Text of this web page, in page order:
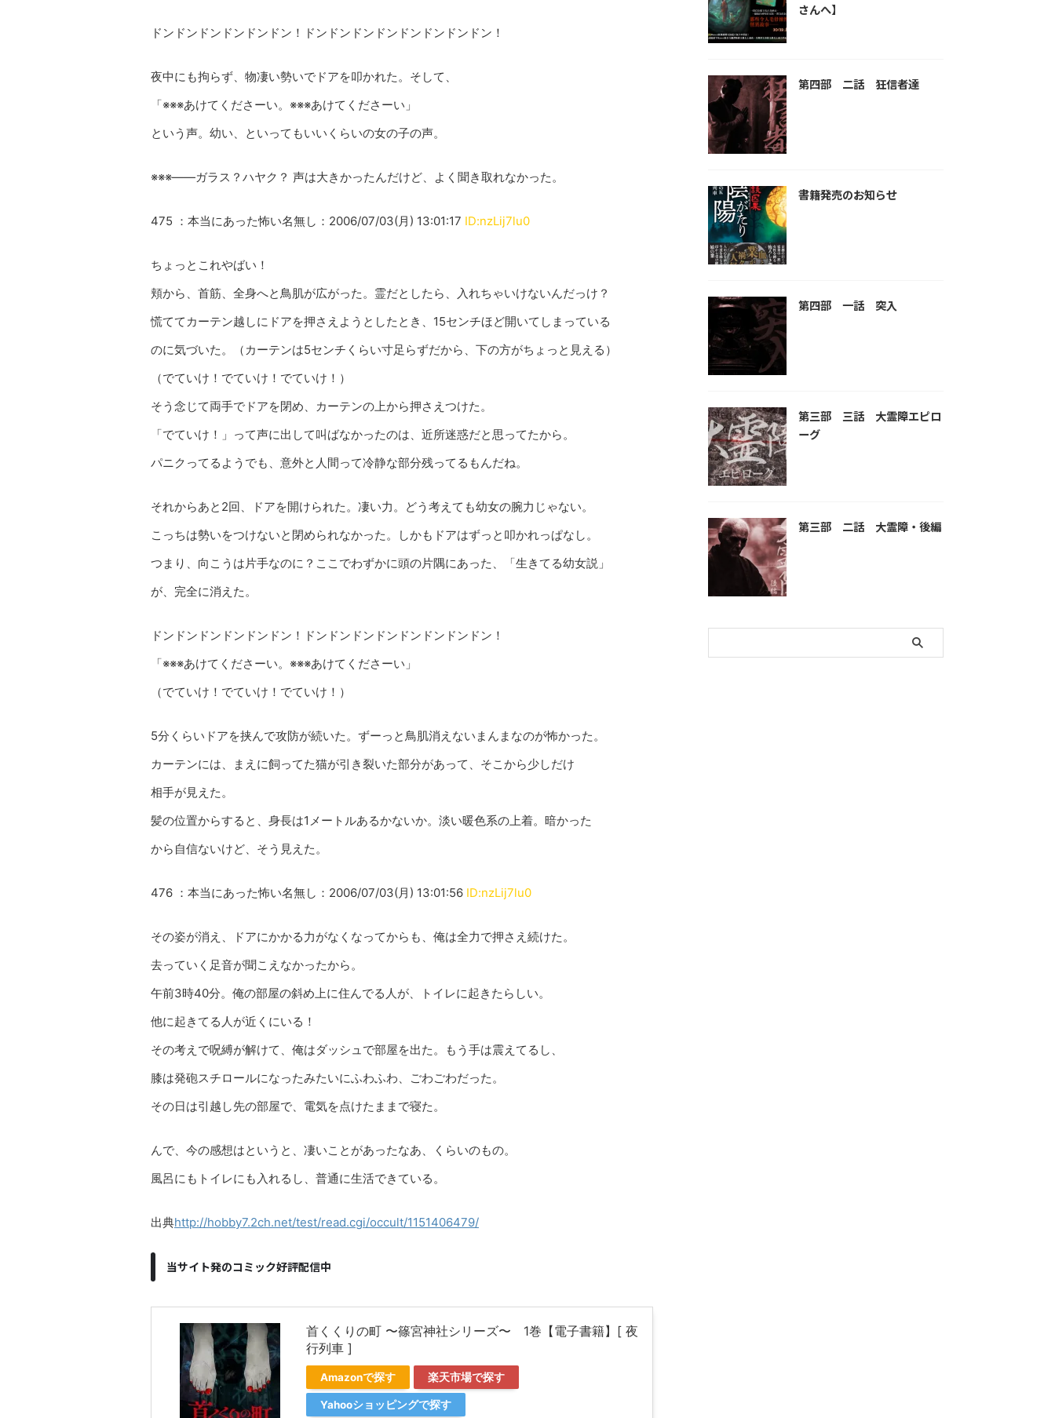
ドンドンドンドンドンドン！ドンドンドンドンドンドンドンドン！
夜中にも拘らず、物凄い勢いでドアを叩かれた。そして、
「※※※あけてくださーい。※※※あけてくださーい」
という声。幼い、といってもいいくらいの女の子の声。
※※※――ガラス？ハヤク？ 声は大きかったんだけど、よく聞き取れなかった。
475 ：本当にあった怖い名無し：2006/07/03(月) 13:01:17 ID:nzLij7lu0
ちょっとこれやばい！
頬から、首筋、全身へと鳥肌が広がった。霊だとしたら、入れちゃいけないんだっけ？
慌ててカーテン越しにドアを押さえようとしたとき、15センチほど開いてしまっている
のに気づいた。（カーテンは5センチくらい寸足らずだから、下の方がちょっと見える）
（でていけ！でていけ！でていけ！）
そう念じて両手でドアを閉め、カーテンの上から押さえつけた。
「でていけ！」って声に出して叫ばなかったのは、近所迷惑だと思ってたから。
パニクってるようでも、意外と人間って冷静な部分残ってるもんだね。
それからあと2回、ドアを開けられた。凄い力。どう考えても幼女の腕力じゃない。
こっちは勢いをつけないと閉められなかった。しかもドアはずっと叩かれっぱなし。
つまり、向こうは片手なのに？ここでわずかに頭の片隅にあった、「生きてる幼女説」
が、完全に消えた。
ドンドンドンドンドンドン！ドンドンドンドンドンドンドンドン！
「※※※あけてくださーい。※※※あけてくださーい」
（でていけ！でていけ！でていけ！）
5分くらいドアを挟んで攻防が続いた。ずーっと鳥肌消えないまんまなのが怖かった。
カーテンには、まえに飼ってた猫が引き裂いた部分があって、そこから少しだけ
相手が見えた。
髪の位置からすると、身長は1メートルあるかないか。淡い暖色系の上着。暗かった
から自信ないけど、そう見えた。
476 ：本当にあった怖い名無し：2006/07/03(月) 13:01:56 ID:nzLij7lu0
その姿が消え、ドアにかかる力がなくなってからも、俺は全力で押さえ続けた。
去っていく足音が聞こえなかったから。
午前3時40分。俺の部屋の斜め上に住んでる人が、トイレに起きたらしい。
他に起きてる人が近くにいる！
その考えで呪縛が解けて、俺はダッシュで部屋を出た。もう手は震えてるし、
膝は発砲スチロールになったみたいにふわふわ、ごわごわだった。
その日は引越し先の部屋で、電気を点けたままで寝た。
んで、今の感想はというと、凄いことがあったなあ、くらいのもの。
風呂にもトイレにも入れるし、普通に生活できている。
出典http://hobby7.2ch.net/test/read.cgi/occult/1151406479/
当サイト発のコミック好評配信中
首くくりの町 〜篠宮神社シリーズ〜 1巻【電子書籍】[ 夜
行列車 ]
Amazonで探す 楽天市場で探す
Yahooショッピングで探す
さんへ】
第四部 二話 狂信者達
書籍発売のお知らせ
第四部 一話 突入
第三部 三話 大霊障エピロ
ーグ
第三部 二話 大霊障・後編